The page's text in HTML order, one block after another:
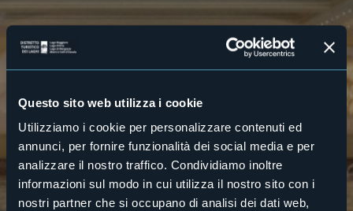
Questo sito web utilizza i cookie
Utilizziamo i cookie per personalizzare contenuti ed
annunci, per fornire funzionalità dei social media e per
analizzare il nostro traffico. Condividiamo inoltre
informazioni sul modo in cui utilizza il nostro sito con i
nostri partner che si occupano di analisi dei dati web,